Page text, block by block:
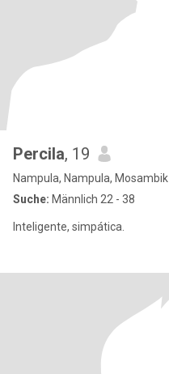
Percila, 19
Nampula, Nampula, Mosambik
Suche: Männlich 22 - 38
Inteligente, simpática.